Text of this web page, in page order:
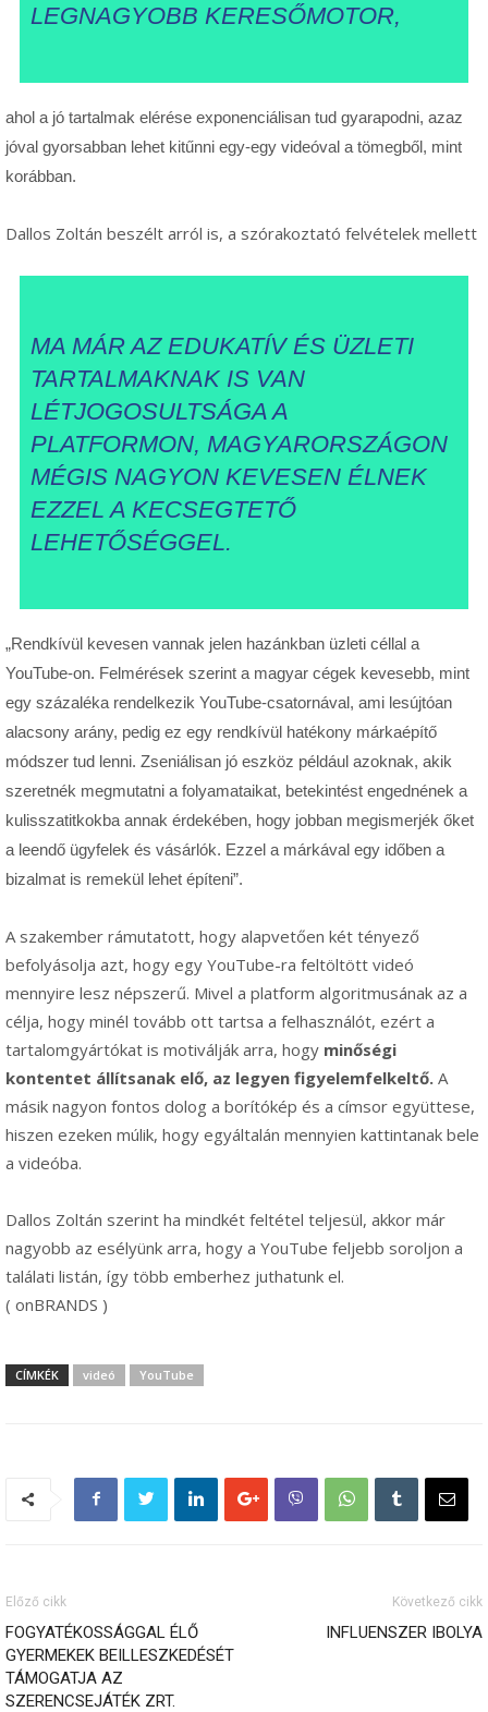
LEGNAGYOBB KERESŐMOTOR,
ahol a jó tartalmak elérése exponenciálisan tud gyarapodni, azaz
jóval gyorsabban lehet kitűnni egy-egy videóval a tömegből, mint
korábban.
Dallos Zoltán beszélt arról is, a szórakoztató felvételek mellett
MA MÁR AZ EDUKATÍV ÉS ÜZLETI
TARTALMAKNAK IS VAN
LÉTJOGOSULTSÁGA A
PLATFORMON, MAGYARORSZÁGON
MÉGIS NAGYON KEVESEN ÉLNEK
EZZEL A KECSEGTETŐ
LEHETŐSÉGGEL.
„Rendkívül kevesen vannak jelen hazánkban üzleti céllal a
YouTube-on. Felmérések szerint a magyar cégek kevesebb, mint
egy százaléka rendelkezik YouTube-csatornával, ami lesújtóan
alacsony arány, pedig ez egy rendkívül hatékony márkaépítő
módszer tud lenni. Zseniálisan jó eszköz például azoknak, akik
szeretnék megmutatni a folyamataikat, betekintést engednének a
kulisszatitkokba annak érdekében, hogy jobban megismerjék őket
a leendő ügyfelek és vásárlók. Ezzel a márkával egy időben a
bizalmat is remekül lehet építeni”.
A szakember rámutatott, hogy alapvetően két tényező
befolyásolja azt, hogy egy YouTube-ra feltöltött videó
mennyire lesz népszerű. Mivel a platform algoritmusának az a
célja, hogy minél tovább ott tartsa a felhasználót, ezért a
tartalomgyártókat is motiválják arra, hogy minőségi
kontentet állítsanak elő, az legyen figyelemfelkeltő. A
másik nagyon fontos dolog a borítókép és a címsor együttese,
hiszen ezeken múlik, hogy egyáltalán mennyien kattintanak bele
a videóba.
Dallos Zoltán szerint ha mindkét feltétel teljesül, akkor már
nagyobb az esélyünk arra, hogy a YouTube feljebb soroljon a
találati listán, így több emberhez juthatunk el.
( onBRANDS )
CÍMKÉK videó YouTube
Előző cikk
FOGYATÉKOSSÁGGAL ÉLŐ
GYERMEKEK BEILLESZKEDÉSÉT
TÁMOGATJA AZ
SZERENCSEJÁTÉK ZRT.
Következő cikk
INFLUENSZER IBOLYA